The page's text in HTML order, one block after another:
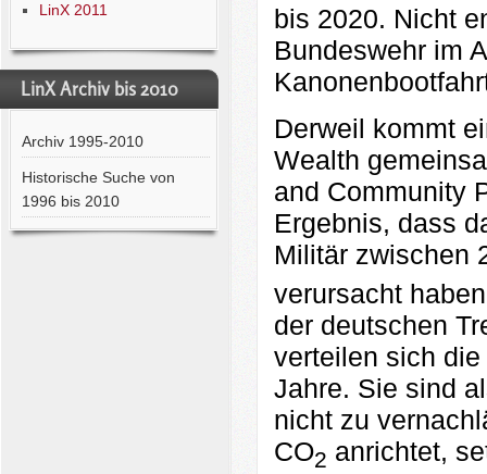
LinX 2011
LinX Archiv bis 2010
Archiv 1995-2010
Historische Suche von
1996 bis 2010
bis 2020. Nicht
Bundeswehr im
Derweil kommt
Wealth
and Community
Ergebnis, dass
Militär zwischen
verursacht
der deutschen
verteilen sich
Jahre. Sie sind
nicht zu
CO2 anrichtet,